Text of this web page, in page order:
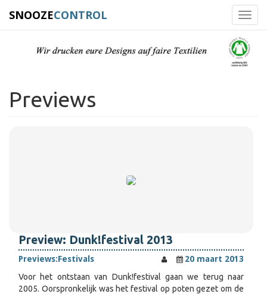
SNOOZECONTROL
Previews
Preview: Dunk!festival 2013
Previews:Festivals
20 maart 2013
Voor het ontstaan van Dunk!festival gaan we terug naar
2005. Oorspronkelijk was het festival op poten gezet om de